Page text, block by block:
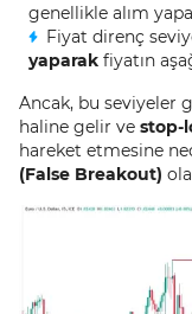
genellikle alım
Fiyat direnç
yaparak fiyatın
Ancak, bu seviyeler
haline gelir ve stop-
hareket etmesine
(False Breakout)